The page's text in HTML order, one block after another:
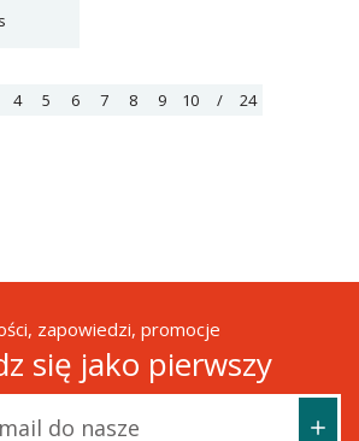
4 5 6 7 8 9 10 / 24
zapowiedzi, promocje
się jako pierwszy